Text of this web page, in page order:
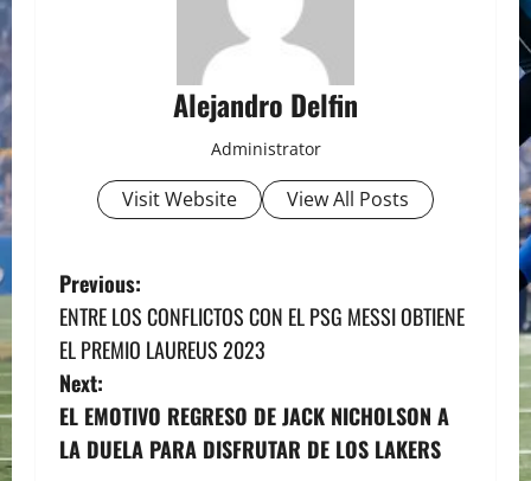
Alejandro Delfin
Administrator
Visit Website View All Posts
P
o
s
t
Previous:
ENTRE LOS CONFLICTOS CON EL PSG MESSI OBTIENE
EL PREMIO LAUREUS 2023
Next:
EL EMOTIVO REGRESO DE JACK NICHOLSON A
LA DUELA PARA DISFRUTAR DE LOS LAKERS